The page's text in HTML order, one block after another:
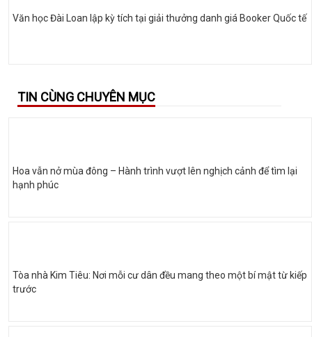
Văn học Đài Loan lập kỳ tích tại giải thưởng danh giá Booker Quốc tế
TIN CÙNG CHUYÊN MỤC
Hoa vẫn nở mùa đông – Hành trình vượt lên nghịch cảnh để tìm lại
hạnh phúc
Tòa nhà Kim Tiêu: Nơi mỗi cư dân đều mang theo một bí mật từ kiếp
trước